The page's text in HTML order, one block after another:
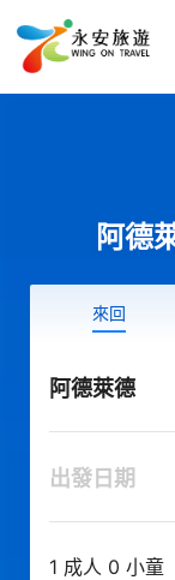
阿德
來回
阿德萊德
出發日期
1 成人 0 小童